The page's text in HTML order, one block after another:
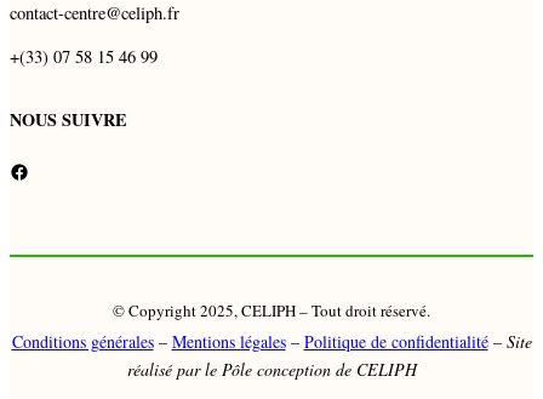
contact-centre@celiph.fr
+(33) 07 58 15 46 99
NOUS SUIVRE
Facebook
© Copyright 2025, CELIPH – Tout droit réservé.
Conditions générales– Mentions légales– Politique de confidentialité– Site
réalisé par le Pôle conception de CELIPH